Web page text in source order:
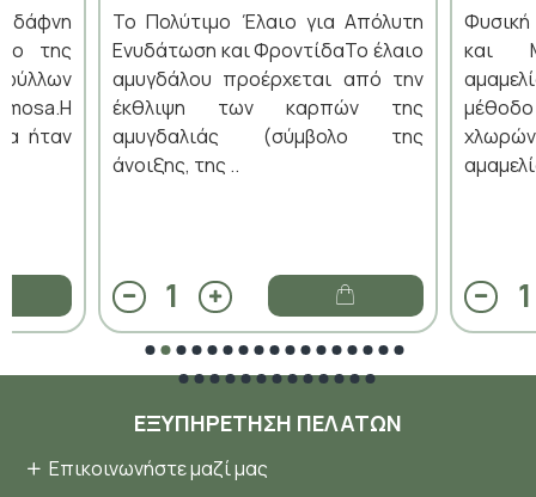
της
ήταν
Το Πολύτιμο Έλαιο για Απόλυτη
Ενυδάτωση και ΦροντίδαΤο έλαιο
αμυγδάλου προέρχεται από την
έκθλιψη των καρπών της
αμυγδαλιάς (σύμβολο της
άνοιξης, της ..
και
ΕΞΥΠΗΡΈΤΗΣΗ ΠΕΛΑΤΏΝ
Επικοινωνήστε μαζί μας